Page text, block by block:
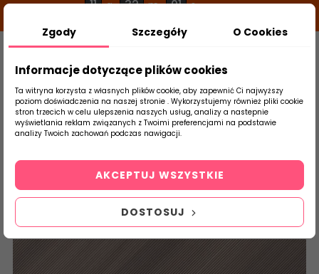
11 g 32 m 01 s
Szukaj
produktu
Strona Główna Salon / Taras Saloni
Zgody Szczegóły O Cookies
Informacje dotyczące plików cookies
Ta witryna korzysta z własnych plików cookie, aby zapewnić Ci najwyższy
poziom doświadczenia na naszej stronie . Wykorzystujemy również pliki cookie
stron trzecich w celu ulepszenia naszych usług, analizy a nastepnie
wyświetlania reklam związanych z Twoimi preferencjami na podstawie
analizy Twoich zachowań podczas nawigacji.
DOSTOSUJ
AKCEPTUJ WSZYSTKIE